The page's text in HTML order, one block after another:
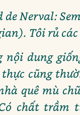
Nerval:
Tôi rủ
nội dung
cũng
quê mù
chất